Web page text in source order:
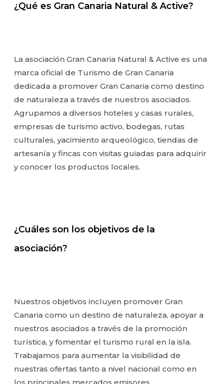
¿Qué es Gran Canaria Natural & Active?
La asociación Gran Canaria Natural & Active es una
marca oficial de Turismo de Gran Canaria
dedicada a promover Gran Canaria como destino
de naturaleza a través de nuestros asociados.
Agrupamos a diversos hoteles y casas rurales,
empresas de turismo activo, bodegas, rutas
culturales, yacimiento arqueológico, tiendas de
artesanía y fincas con visitas guiadas para adquirir
y conocer los productos locales.
¿Cuáles son los objetivos de la
asociación?
Nuestros objetivos incluyen promover Gran
Canaria como un destino de naturaleza, apoyar a
nuestros asociados a través de la promoción
turística, y fomentar el turismo rural en la isla.
Trabajamos para aumentar la visibilidad de
nuestras ofertas tanto a nivel nacional como en